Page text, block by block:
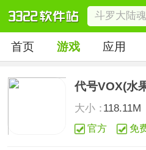
首页 游戏 应用
代号VOX(水
大小：118.11M
官方 免